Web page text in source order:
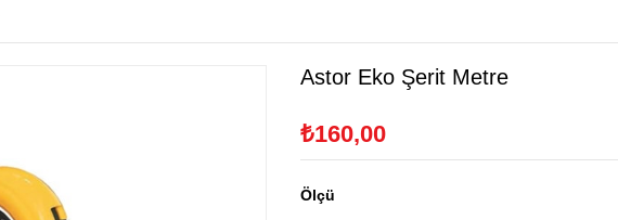
Astor Eko Şerit Metre
₺160,00
Ölçü